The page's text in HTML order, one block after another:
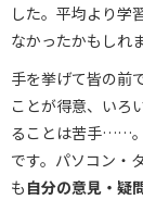
した。平均より学
なかったかもしれ
手を挙げて皆の前
ことが得意、いろ
ることは苦手……
です。パソコン・
も 自分の意見・疑